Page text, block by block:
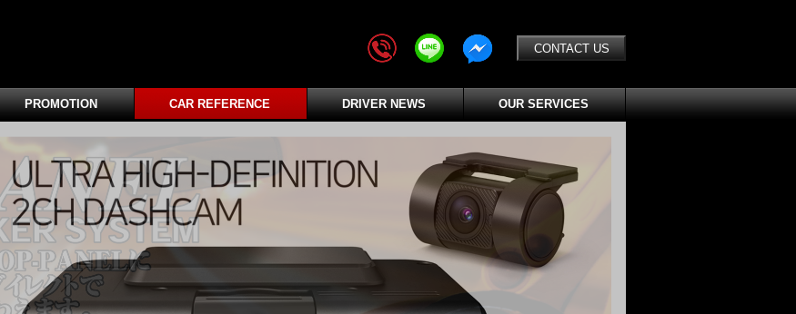
CONTACT US
PROMOTION CAR REFERENCE DRIVER NEWS OUR SERVICES